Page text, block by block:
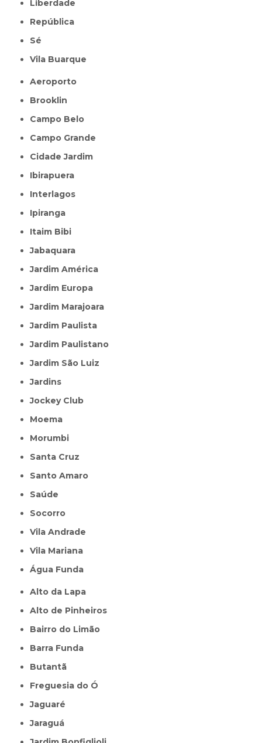
Liberdade
República
Sé
Vila Buarque
Aeroporto
Brooklin
Campo Belo
Campo Grande
Cidade Jardim
Ibirapuera
Interlagos
Ipiranga
Itaim Bibi
Jabaquara
Jardim América
Jardim Europa
Jardim Marajoara
Jardim Paulista
Jardim Paulistano
Jardim São Luiz
Jardins
Jockey Club
Moema
Morumbi
Santa Cruz
Santo Amaro
Saúde
Socorro
Vila Andrade
Vila Mariana
Água Funda
Alto da Lapa
Alto de Pinheiros
Bairro do Limão
Barra Funda
Butantã
Freguesia do Ó
Jaguaré
Jaraguá